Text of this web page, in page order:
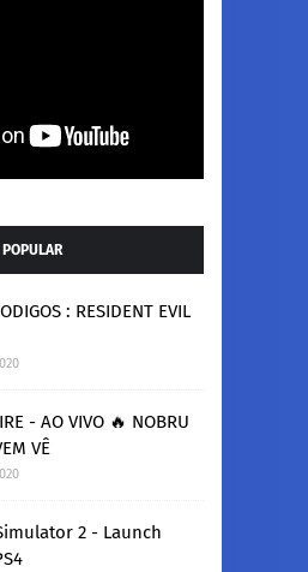
: RESIDENT EVIL
- AO VIVO 🔥 NOBRU
VÊ
2 - Launch